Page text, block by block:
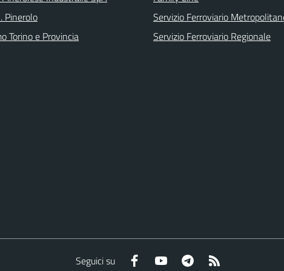
Pinerolo
Torino e Provincia
Servizio Ferroviario
Servizio Ferroviario Regionale
Seguici su Facebook YouTube Telegram